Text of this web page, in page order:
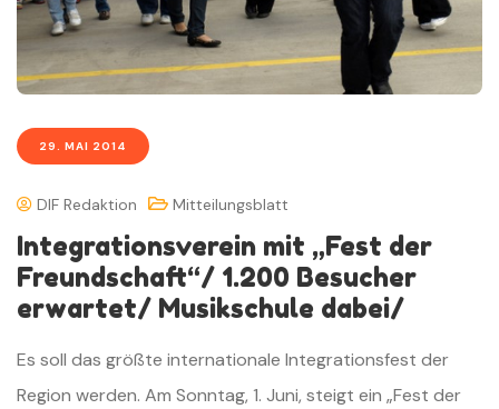
29. MAI 2014
DIF Redaktion Mitteilungsblatt
Integrationsverein mit „Fest der
Freundschaft“/ 1.200 Besucher
erwartet/ Musikschule dabei/
Es soll das größte internationale Integrationsfest der
Region werden. Am Sonntag, 1. Juni, steigt ein „Fest der